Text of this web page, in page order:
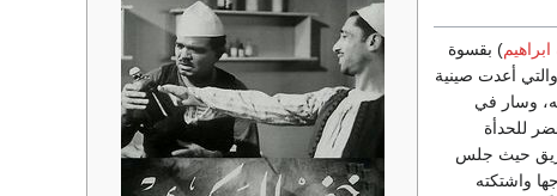
) بقسوة
أعدت صينية
وسار في
للحدأة
حيث جلس
واشتكته